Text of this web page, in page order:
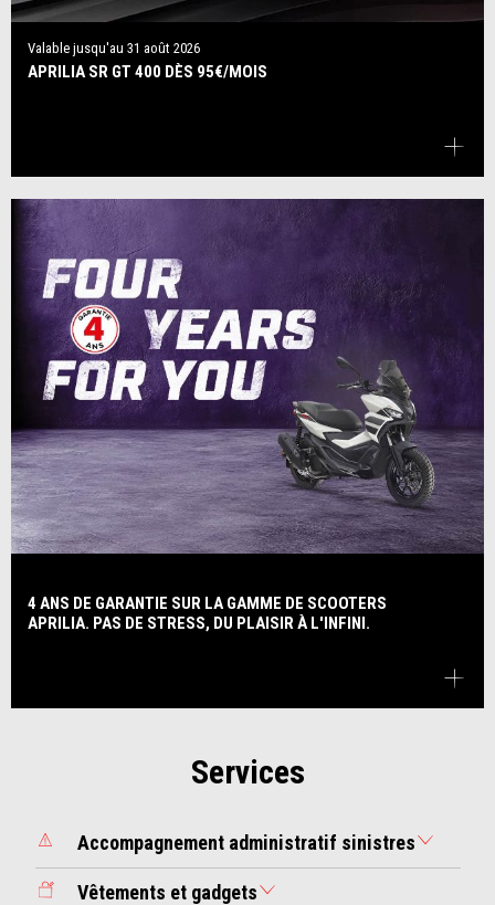
Valable jusqu'au 31 août 2026
APRILIA SR GT 400 DÈS 95€/MOIS
4 ANS DE GARANTIE SUR LA GAMME DE SCOOTERS
APRILIA. PAS DE STRESS, DU PLAISIR À L'INFINI.
Services
Accompagnement administratif sinistres
Vêtements et gadgets